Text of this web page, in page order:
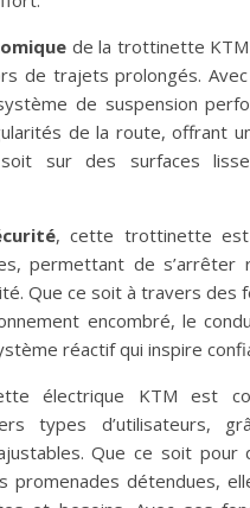
de la trottinette
de trajets prolongés.
de suspension
de la route, offrant
sur des surfaces
, cette trottinette
permettant de s’arrêter
Que ce soit à travers des
encombré, le
réactif qui inspire
électrique KTM est
types d’utilisateurs,
Que ce soit pour
promenades détendues,